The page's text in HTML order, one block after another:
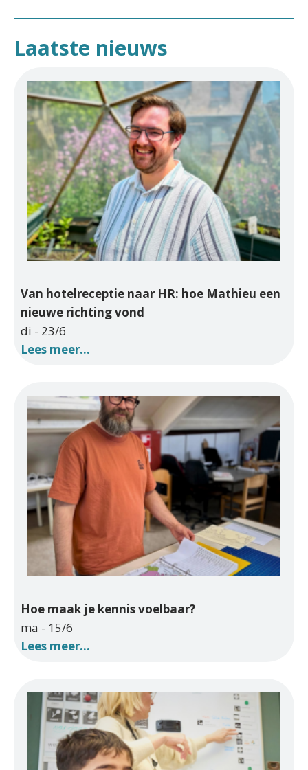
Laatste nieuws
Van hotelreceptie naar HR: hoe Mathieu een
nieuwe richting vond
di - 23/6
Lees meer...
Hoe maak je kennis voelbaar?
ma - 15/6
Lees meer...